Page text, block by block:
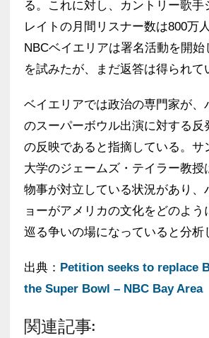
る。これに対し、カントリー歌手
レイトの月間リスナー数は800万
NBCベイエリアは署名活動を開始
を試みたが、まだ返答は得られて
ベイエリアでは政治の専門家が、
のスーパーボウル出演に対する反
の反映であると指摘している。サ
大学のジェームズ・テイラー教授
物事が対立している状況があり、
ョーがアメリカの文化をどのよう
巡る争いの場になっていると分析
出典： Petition seeks to replace
the Super Bowl – NBC Bay Area
関連記事: